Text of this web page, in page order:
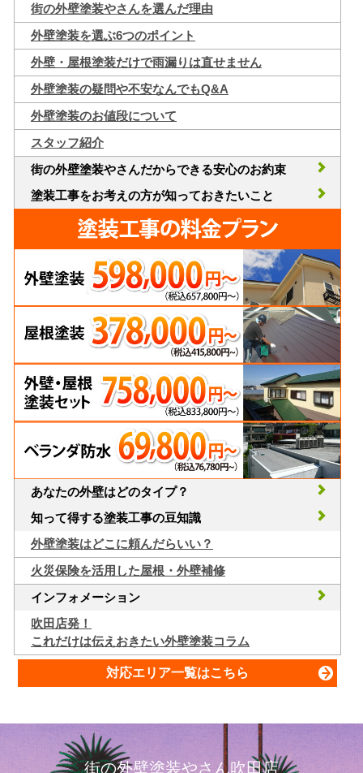
街の外壁塗装やさんを選んだ理由
外壁塗装を選ぶ6つのポイント
外壁・屋根塗装だけで雨漏りは直せません
外壁塗装の疑問や不安なんでもQ&A
外壁塗装のお値段について
スタッフ紹介
街の外壁塗装やさんだからできる安心のお約束
塗装工事をお考えの方が知っておきたいこと
あなたの外壁はどのタイプ？
知って得する塗装工事の豆知識
外壁塗装はどこに頼んだらいい？
火災保険を活用した屋根・外壁補修
インフォメーション
吹田店発！
これだけは伝えおきたい外壁塗装コラム
対応エリア一覧はこちら
街の外壁塗装やさん吹田店